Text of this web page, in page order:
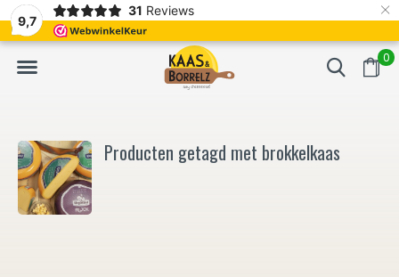
9,7
31 Reviews ×
0
Vers van het mes en gevacumeerd Vaak volgende
Producten getagd met brokkelkaas